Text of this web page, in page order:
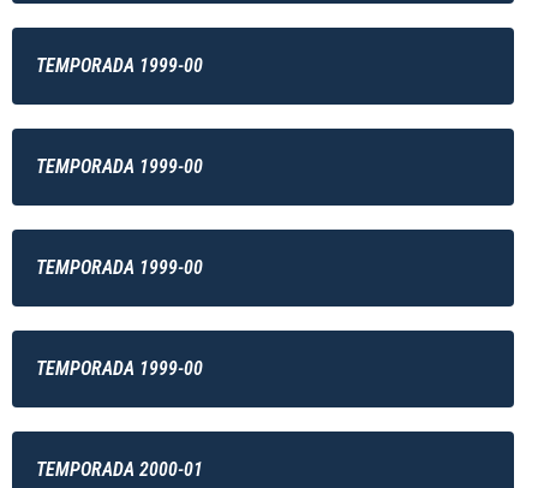
TEMPORADA 1999-00
TEMPORADA 1999-00
TEMPORADA 1999-00
TEMPORADA 1999-00
TEMPORADA 2000-01